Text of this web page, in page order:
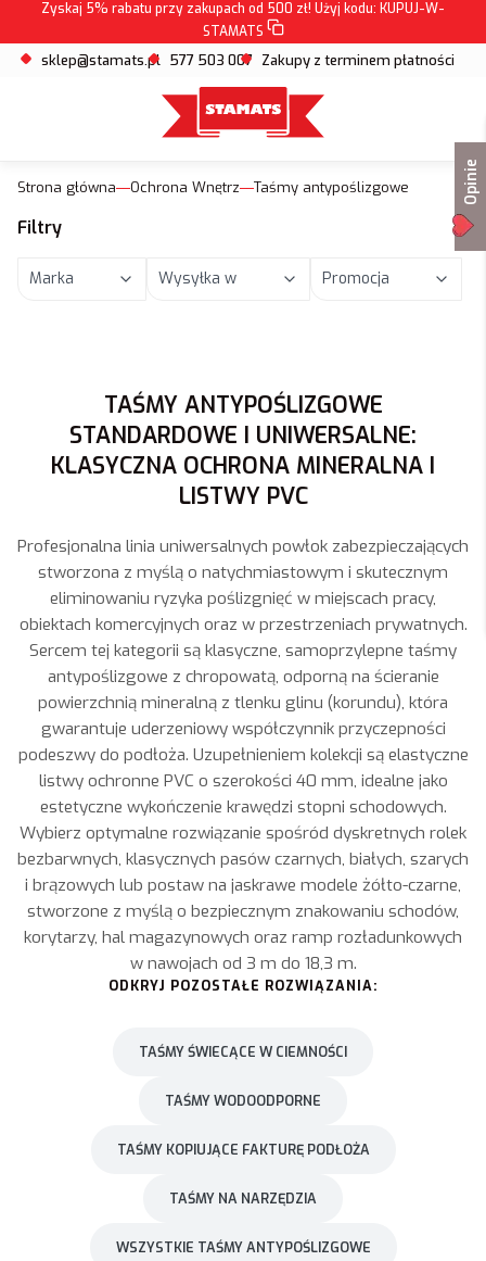
Zyskaj 5% rabatu przy zakupach od 500 zł! Użyj kodu: KUPUJ-W-
STAMATS
sklep@stamats.pl 577 503 007 Zakupy z terminem płatności
Strona główna Ochrona Wnętrz Taśmy antypoślizgowe
Filtry
Marka Wysyłka w Promocja
TAŚMY ANTYPOŚLIZGOWE
STANDARDOWE I UNIWERSALNE:
KLASYCZNA OCHRONA MINERALNA I
LISTWY PVC
Profesjonalna linia uniwersalnych powłok zabezpieczających
stworzona z myślą o natychmiastowym i skutecznym
eliminowaniu ryzyka poślizgnięć w miejscach pracy,
obiektach komercyjnych oraz w przestrzeniach prywatnych.
Sercem tej kategorii są klasyczne, samoprzylepne taśmy
antypoślizgowe z chropowatą, odporną na ścieranie
powierzchnią mineralną z tlenku glinu (korundu), która
gwarantuje uderzeniowy współczynnik przyczepności
podeszwy do podłoża. Uzupełnieniem kolekcji są elastyczne
listwy ochronne PVC o szerokości 40 mm, idealne jako
estetyczne wykończenie krawędzi stopni schodowych.
Wybierz optymalne rozwiązanie spośród dyskretnych rolek
bezbarwnych, klasycznych pasów czarnych, białych, szarych
i brązowych lub postaw na jaskrawe modele żółto-czarne,
stworzone z myślą o bezpiecznym znakowaniu schodów,
korytarzy, hal magazynowych oraz ramp rozładunkowych
w nawojach od 3 m do 18,3 m.
ODKRYJ POZOSTAŁE ROZWIĄZANIA:
TAŚMY ŚWIECĄCE W CIEMNOŚCI
TAŚMY WODOODPORNE
TAŚMY KOPIUJĄCE FAKTURĘ PODŁOŻA
TAŚMY NA NARZĘDZIA
WSZYSTKIE TAŚMY ANTYPOŚLIZGOWE
Opinie